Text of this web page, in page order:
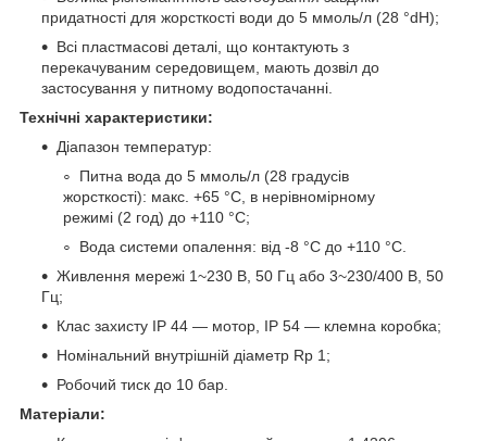
придатності для жорсткості води до 5 ммоль/л (28 °dH);
Всі пластмасові деталі, що контактують з
перекачуваним середовищем, мають дозвіл до
застосування у питному водопостачанні.
Технічні характеристики:
Діапазон температур:
Питна вода до 5 ммоль/л (28 градусів
жорсткості): макс. +65 °C, в нерівномірному
режимі (2 год) до +110 °C;
Вода системи опалення: від -8 °C до +110 °C.
Живлення мережі 1~230 В, 50 Гц або 3~230/400 В, 50
Гц;
Клас захисту IP 44 — мотор, IP 54 — клемна коробка;
Номінальний внутрішній діаметр Rp 1;
Робочий тиск до 10 бар.
Матеріали: